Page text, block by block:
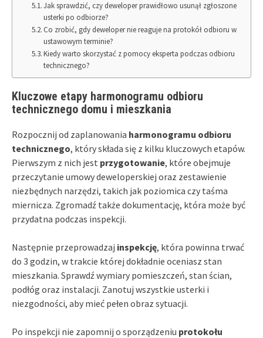
Jak sprawdzić, czy deweloper prawidłowo usunął zgłoszone
usterki po odbiorze?
Co zrobić, gdy deweloper nie reaguje na protokół odbioru w
ustawowym terminie?
Kiedy warto skorzystać z pomocy eksperta podczas odbioru
technicznego?
Kluczowe etapy harmonogramu odbioru
technicznego domu i mieszkania
Rozpocznij od zaplanowania harmonogramu odbioru
technicznego, który składa się z kilku kluczowych etapów.
Pierwszym z nich jest przygotowanie, które obejmuje
przeczytanie umowy deweloperskiej oraz zestawienie
niezbędnych narzędzi, takich jak poziomica czy taśma
miernicza. Zgromadź także dokumentację, która może być
przydatna podczas inspekcji.
Następnie przeprowadzaj inspekcję, która powinna trwać
do 3 godzin, w trakcie której dokładnie oceniasz stan
mieszkania. Sprawdź wymiary pomieszczeń, stan ścian,
podłóg oraz instalacji. Zanotuj wszystkie usterki i
niezgodności, aby mieć pełen obraz sytuacji.
Po inspekcji nie zapomnij o sporządzeniu protokołu